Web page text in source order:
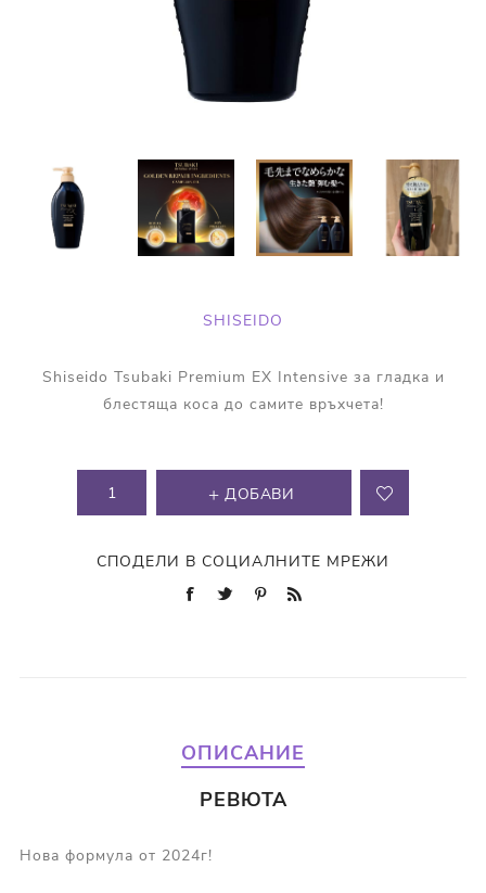
SHISEIDO
Shiseido Tsubaki Premium EX Intensive за гладка и
блестяща коса до самите връхчета!
ДОБАВИ
СПОДЕЛИ В СОЦИАЛНИТЕ МРЕЖИ
ОПИСАНИЕ
РЕВЮТА
Нова формула от 2024г!